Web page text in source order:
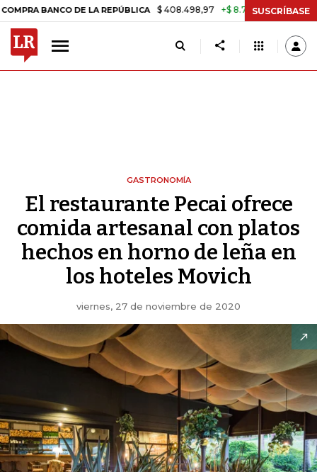
DE LA REPÚBLICA $ 408.498,97 +$ 8.753,81 +2,19% TASA DE
SUSCRÍBASE
GASTRONOMÍA
El restaurante Pecai ofrece
comida artesanal con platos
hechos en horno de leña en
los hoteles Movich
viernes, 27 de noviembre de 2020